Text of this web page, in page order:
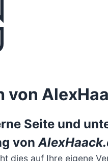
von
Seite und
von
dies auf Ihre eigene